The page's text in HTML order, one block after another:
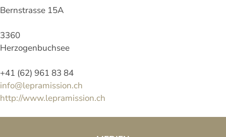
Bernstrasse 15A
3360
Herzogenbuchsee
+41 (62) 961 83 84
info@lepramission.ch
http://www.lepramission.ch